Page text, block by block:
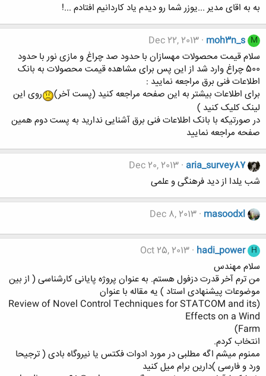
به به اقای مدیر ...یوزر شما رو دیدم یاد کاردانیم افتادم ...!
M
moh3n_s
Dec 22, 2013
سلام قیمت محصولات مهسازان با حدود صد چراغ و مازی نور با حدود
500 چراغ وارد شد از این پس برای مشاهده قیمت محصولات به بانک
اطلاعات فنی برق مراجعه نمایید :
برای اطلاعات بیشتر به این صفحه مراجعه کنید (پست آخر)
روی این
لینک کلیک کنید )
در صورتیکه با بانک اطلاعات فنی برق آشنایی ندارید به پست دوم همین
صفحه مراجعه نمایید
aria_survey87
Dec 20, 2013
شب یلدا از دید فرهنگی و علمی
masoodxl
Dec 8, 2013
H
hadi_power
Oct 25, 2013
سلام مهندس
من ترم آخر قدرت دزفول هستم. به عنوان پروژه پایانی کارشناسی ( از بین
موضوعات پیشنهادی استاد ) یه مقاله با عنوان
(Review of Novel Control Techniques for STATCOM and its
Effects on a Wind
Farm)
انتخاب کردم.
ممنوم میشم اگه مطلبی در مورد ادوات فکتس یا نیروگاه بادی ( ترجیحا
ورد و فارسی )دارین برام میل کنید